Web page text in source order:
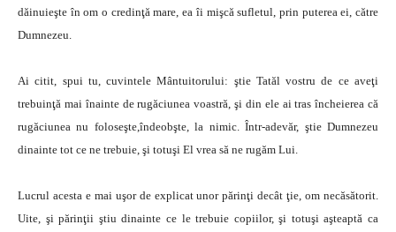
dăinuieşte în om o credinţă mare, ea îi mişcă sufletul, prin puterea ei, către
Dumnezeu.
Ai citit, spui tu, cuvintele Mântuitorului: ştie Tatăl vostru de ce aveţi
trebuinţă mai înainte de rugăciunea voastră, şi din ele ai tras încheierea că
rugăciunea nu foloseşte,îndeobşte, la nimic. Într-adevăr, ştie Dumnezeu
dinainte tot ce ne trebuie, şi totuşi El vrea să ne rugăm Lui.
Lucrul acesta e mai uşor de explicat unor părinţi decât ţie, om necăsătorit.
Uite, şi părinţii ştiu dinainte ce le trebuie copiilor, şi totuşi aşteaptă ca